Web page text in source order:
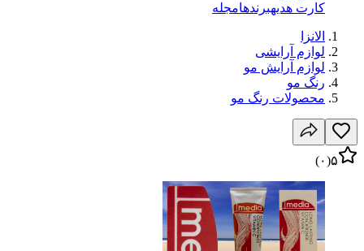
کارت هدیهبرندهامجله
الانزا
لوازم آرایشی
لوازم آرایش مو
رنگ مو
محصولات رنگ مو
۵(۰)